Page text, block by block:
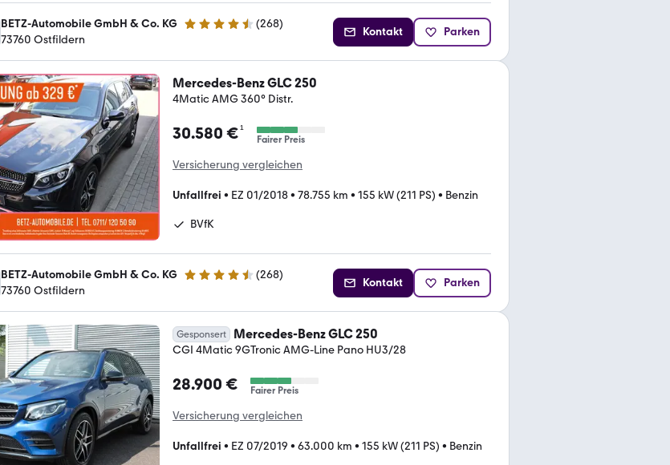
BETZ-Automobile GmbH & Co. KG 4.7 Sterne (268)
73760 Ostfildern
Kontakt Parken
Mercedes-Benz GLC 250
4Matic AMG 360° Distr.
30.580 €¹
Fairer Preis
Versicherung vergleichen
Unfallfrei • EZ 01/2018• 78.755 km • 155 kW (211 PS) • Benzin
BVfK
BETZ-Automobile GmbH & Co. KG 4.7 Sterne (268)
73760 Ostfildern
Kontakt Parken
Gesponsert Mercedes-Benz GLC 250
CGI 4Matic 9GTronic AMG-Line Pano HU3/28
28.900 € Fairer Preis
Versicherung vergleichen
Unfallfrei • EZ 07/2019 • 63.000 km • 155 kW (211 PS) • Benzin